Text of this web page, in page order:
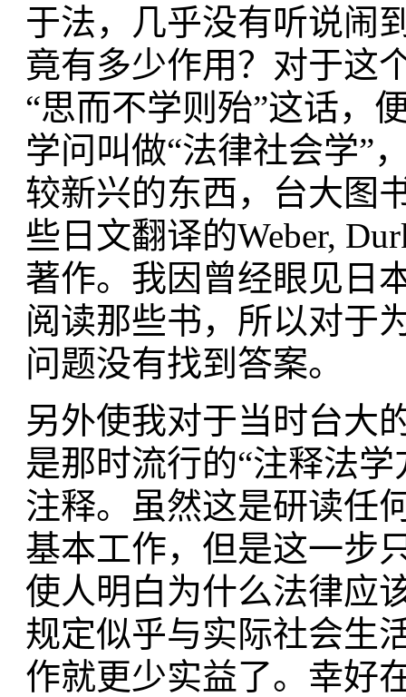
于法，几乎没有听说闹
竟有多少作用？对于这
“思而不学则殆”这话，
学问叫做“法律社会学”
较新兴的东西，台大图
些日文翻译的Weber,
著作。我因曾经眼见日
阅读那些书，所以对于
问题没有找到答案。
另外使我对于当时台大
是那时流行的“注释法
注释。虽然这是研读任
基本工作，但是这一步
使人明白为什么法律应
规定似乎与实际社会生
作就更少实益了。幸好